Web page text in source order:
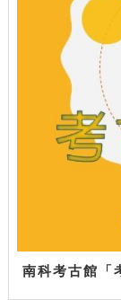
南科考古館「